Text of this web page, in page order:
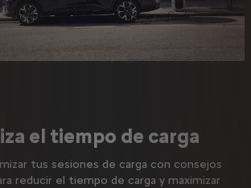
el tiempo de carga
tus sesiones de carga con consejos
reducir el tiempo de carga y maximizar